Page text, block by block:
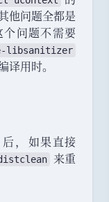
他问题全都是
问题不需要
-libsanitizer
译用时。
， 如果直接
来重